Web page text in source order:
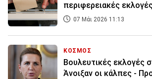
περιφερειακές
07 Μάι 2026 11:13
ΚΟΣΜΟΣ
Βουλευτικές εκλογές
Άνοιξαν οι κάλπες -